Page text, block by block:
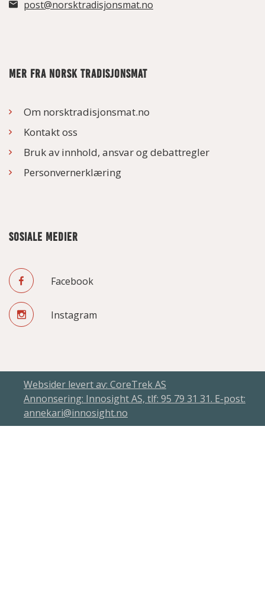
post@norsktradisjonsmat.no
MER FRA NORSK TRADISJONSMAT
Om norsktradisjonsmat.no
Kontakt oss
Bruk av innhold, ansvar og debattregler
Personvernerklæring
SOSIALE MEDIER
Facebook
Instagram
Websider levert av: CoreTrek AS
Annonsering: Innosight AS, tlf: 95 79 31 31. E-post:
annekari@innosight.no